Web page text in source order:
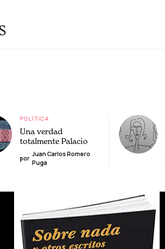
POLÍTICA
Una verdad
totalmente Palacio
por
Juan Carlos Romero
Puga